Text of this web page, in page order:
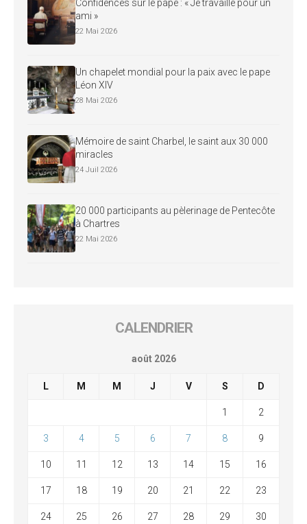
Confidences sur le pape : « Je travaille pour un
ami »
22 Mai 2026
Un chapelet mondial pour la paix avec le pape
Léon XIV
28 Mai 2026
Mémoire de saint Charbel, le saint aux 30 000
miracles
24 Juil 2026
20 000 participants au pèlerinage de Pentecôte
à Chartres
22 Mai 2026
CALENDRIER
août 2026
L M M J V S D
1 2
3 4 5 6 7 8 9
10 11 12 13 14 15 16
17 18 19 20 21 22 23
24 25 26 27 28 29 30